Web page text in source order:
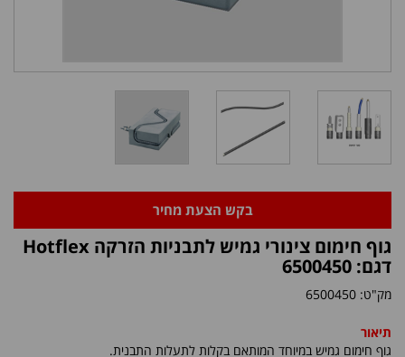
בקש הצעת מחיר
גוף חימום צינורי גמיש לתבניות הזרקה Hotflex
דגם: 6500450
מק"ט: 6500450
תיאור
גוף חימום גמיש במיוחד המותאם בקלות לתעלות התבנית.